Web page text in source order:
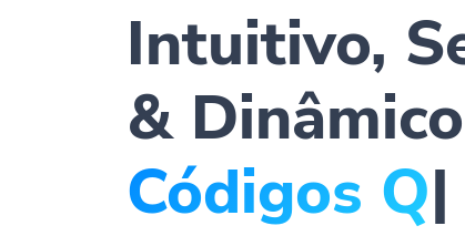
Intuitivo,
& Dinâmico
Códigos